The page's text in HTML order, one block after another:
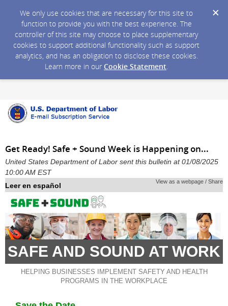
We only use cookies that are necessary for this site to
function to provide you with the best experience. The
controller of this site may choose to place supplementary
cookies to support additional functionality such as support
analytics, and has an obligation to disclose these cookies.
Learn more in our Cookie Statement.
Get Ready! Safe + Sound Week is Happening on...
United States Department of Labor sent this bulletin at 01/08/2025
10:00 AM EST
Leer en español View as a webpage / Share
SAFE AND SOUND AT WORK
HELPING BUSINESSES IMPLEMENT SAFETY AND HEALTH
PROGRAMS IN THE WORKPLACE